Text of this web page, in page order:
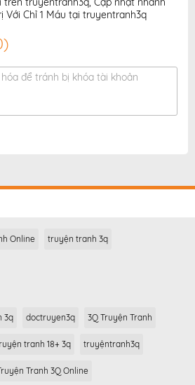
Với Chỉ 1 Máu tại truyentranh3q
)
để tránh bị khóa tài khoản
Online truyện tranh 3q
3q doctruyen3q 3Q Truyện Tranh
tranh 18+ 3q truyệntranh3q
Tranh 3Q Online